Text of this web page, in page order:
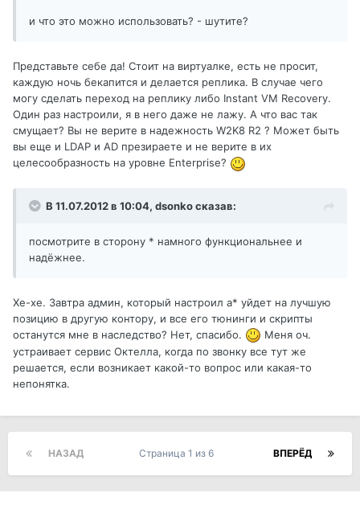
и что это можно использовать? - шутите?
Представьте себе да! Стоит на виртуалке, есть не просит,
каждую ночь бекапится и делается реплика. В случае чего
могу сделать переход на реплику либо Instant VM Recovery.
Один раз настроили, я в него даже не лажу. А что вас так
смущает? Вы не верите в надежность W2K8 R2 ? Может быть
вы еще и LDAP и AD презираете и не верите в их
целесообразность на уровне Enterprise?
В 11.07.2012 в 10:04, dsonko сказав:
посмотрите в сторону * намного функциональнее и
надёжнее.
Хе-хе. Завтра админ, который настроил а* уйдет на лучшую
позицию в другую контору, и все его тюнинги и скрипты
останутся мне в наследство? Нет, спасибо.
Меня оч.
устраивает сервис Октелла, когда по звонку все тут же
решается, если возникает какой-то вопрос или какая-то
непонятка.
НАЗАД ВПЕРЁД
Страница 1 из 6